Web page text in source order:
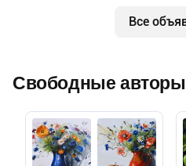
Все
Свободные авторы